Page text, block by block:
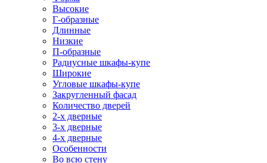
Высокие
Г-образные
Длинные
Низкие
П-образные
Радиусные шкафы-купе
Широкие
Угловые шкафы-купе
Закругленный фасад
Количество дверей
2-х дверные
3-х дверные
4-х дверные
Особенности
Во всю стену